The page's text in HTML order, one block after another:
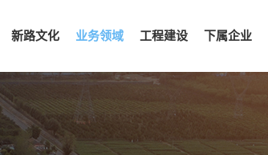
新路文化 业务领域 工程建设 下属企业